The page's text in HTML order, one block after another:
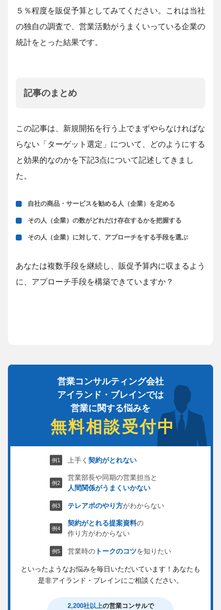
５％程度を販促予算としてみてください。これは当社
の独自の調査で、営業活動がうまくいっている企業の
統計をとった結果です。
記事のまとめ
この記事は、新規開拓を行う上でまずやらなければな
らない「ターゲット選定」について、どのようにする
と効果的なのかを下記3点について記述してきまし
た。
自社の商品・サービスを勧める人（企業）を定める
その人（企業）の数がどれだけ存在するかを把握する
その人（企業）に対して、アプローチをする手段を選ぶ
あなたは複数手段を継続し、販促予算内に収まるよう
に、アプローチ手段を構築できていますか？
営業コンサルティング会社
アイランド・ブレインでは
営業に関する悩みを
無料相談受付中
上手く契約がとれない
営業部長や同期の営業担当と
人間関係がうまくいかない
テレアポのやり方がわからない
契約がとれる提案資料の
作り方がわからない
営業時の トークのコツを知りたい
といったようなお悩みを毎日いただいています！ あなたも
是非アイランド・ブレインにご相談ください。
2,200社以上の営業コンサルで